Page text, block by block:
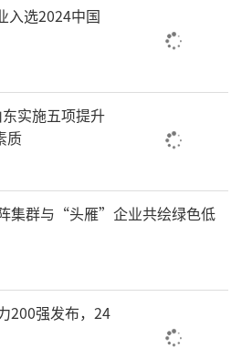
入选2024中国
实施五项提升
质
集群与“头雁”企业共绘绿色低
200强发布，24